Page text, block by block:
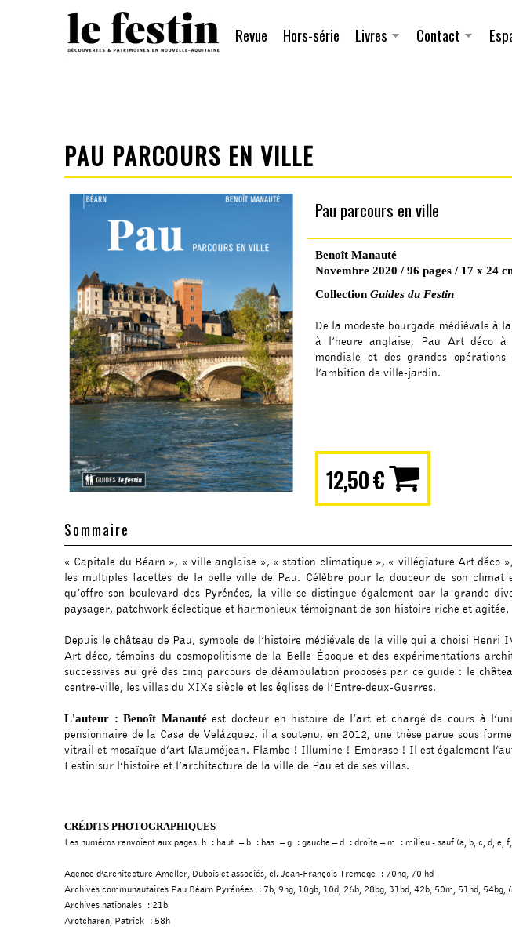
Revue Hors-série Livres Contact
PAU PARCOURS EN VILLE
Pau parcours en ville
Benoît Manauté
Novembre 2020 / 96 pages / 17 x 24
Collection Guides du Festin
De la modeste bourgade médiévale à
à l’heure anglaise, Pau Art déco à
mondiale et des grandes
l’ambition de ville-jardin.
12,50 €
Sommaire
« Capitale du Béarn », « ville anglaise », « station climatique », « villégiature Art déco
les multiples facettes de la belle ville de Pau. Célèbre pour la douceur de son climat
qu’offre son boulevard des Pyrénées, la ville se distingue également par la grande
paysager, patchwork éclectique et harmonieux témoignant de son histoire riche et agitée.
Depuis le château de Pau, symbole de l’histoire médiévale de la ville qui a choisi Henri
Art déco, témoins du cosmopolitisme de la Belle Époque et des expérimentations
successives au gré des cinq parcours de déambulation proposés par ce guide : le
centre-ville, les villas du XIXe siècle et les églises de l’Entre-deux-Guerres.
L'auteur : Benoît Manautéest docteur en histoire de l’art et chargé de cours à
pensionnaire de la Casa de Velázquez, il a soutenu, en 2012, une thèse parue sous
vitrail et mosaïque d’art Mauméjean. Flambe ! Illumine ! Embrase ! Il est également
Festin sur l’histoire et l’architecture de la ville de Pau et de ses villas.
CRÉDITS PHOTOGRAPHIQUES
Les numéros renvoient aux pages. h : haut – b : bas – g : gauche – d : droite – m : milieu - sauf (a, b, c, d, e,
Agence d’architecture Ameller, Dubois et associés, cl. Jean-François Tremege : 70hg, 70 hd
Archives communautaires Pau Béarn Pyrénées : 7b, 9hg, 10gb, 10d, 26b, 28bg, 31bd, 42b, 50m, 51hd, 54bg,
Archives nationales : 21b
Arotcharen, Patrick : 58h